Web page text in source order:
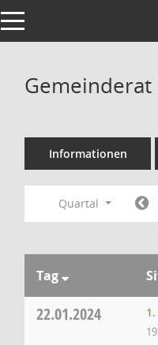
Toggle navigation
Informationen
Quartal
Tag
22.01.2024